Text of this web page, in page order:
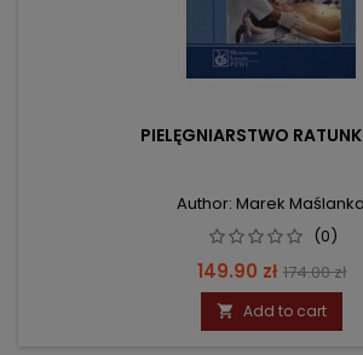
PIELĘGNIARSTWO
Author: Marek Maślanka
(0)
Price
149.90 zł Regular
price
174.00 zł
 Add to cart